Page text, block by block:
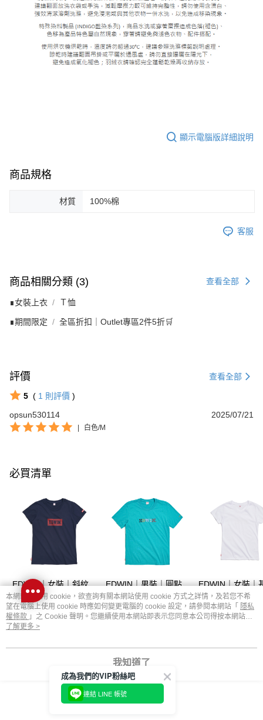
顯示電腦版詳細說明
商品規格
材質 100%棉
客服
商品相關分類 (3) 查看全部
∎女裝上衣 Ｔ恤
∎期間限定 全區折扣｜Outlet專區2件5折🛒
評價 查看全部
5 ( 1 則評價 )
opsun530114
2025/07/21
白色/M
必買清單
EDWIN｜女裝｜斜紋
刺繡印花短袖T恤
NT$1,290
EDWIN｜男裝｜圓點
刺繡印花短袖T恤
NT$1,290
EDWIN｜女裝｜
印花短袖T恤
NT$1,290
你可能有興趣的商品全站排行
本網站中使用 cookie，欲查詢有關本網站使用 cookie 方式之詳情，及若您不希
望在電腦上使用 cookie 時應如何變更電腦的 cookie 設定，請參閱本網站「 隱私
權條款 」之 Cookie 聲明。您繼續使用本網站即表示您同意本公司得按本網站使
用條款之 Cookie 聲明使用 cookie。
了解更多 >
我知道了
成為我們的VIP粉絲吧
連結 LINE 帳號